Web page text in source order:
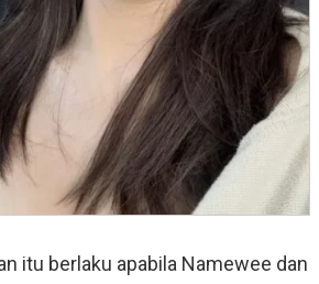
itu berlaku apabila Namewee dan